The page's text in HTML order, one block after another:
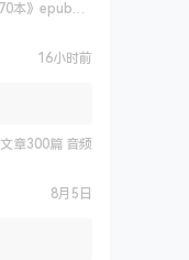
格式
16小时前
章300篇 音频
8月5日